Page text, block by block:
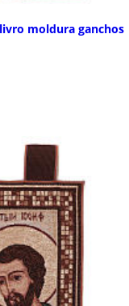
moldura ganchos